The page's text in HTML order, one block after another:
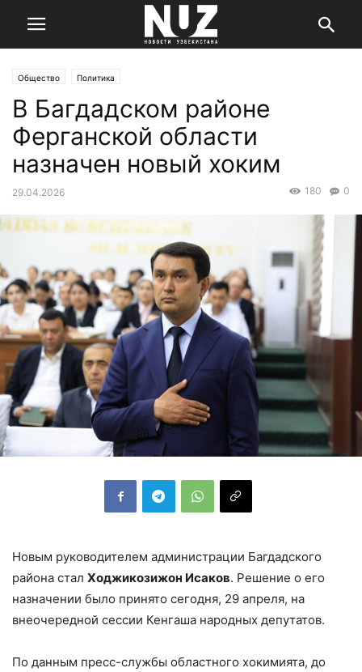
Общество Политика
В Багдадском районе
Ферганской области
назначен новый хоким
29.04.2026 0
180
Новым руководителем администрации Багдадского
района стал Ходжикозижон Исаков. Решение о его
назначении было принято сегодня, 29 апреля, на
внеочередной сессии Кенгаша народных депутатов.
По данным пресс-службы областного хокимията, до